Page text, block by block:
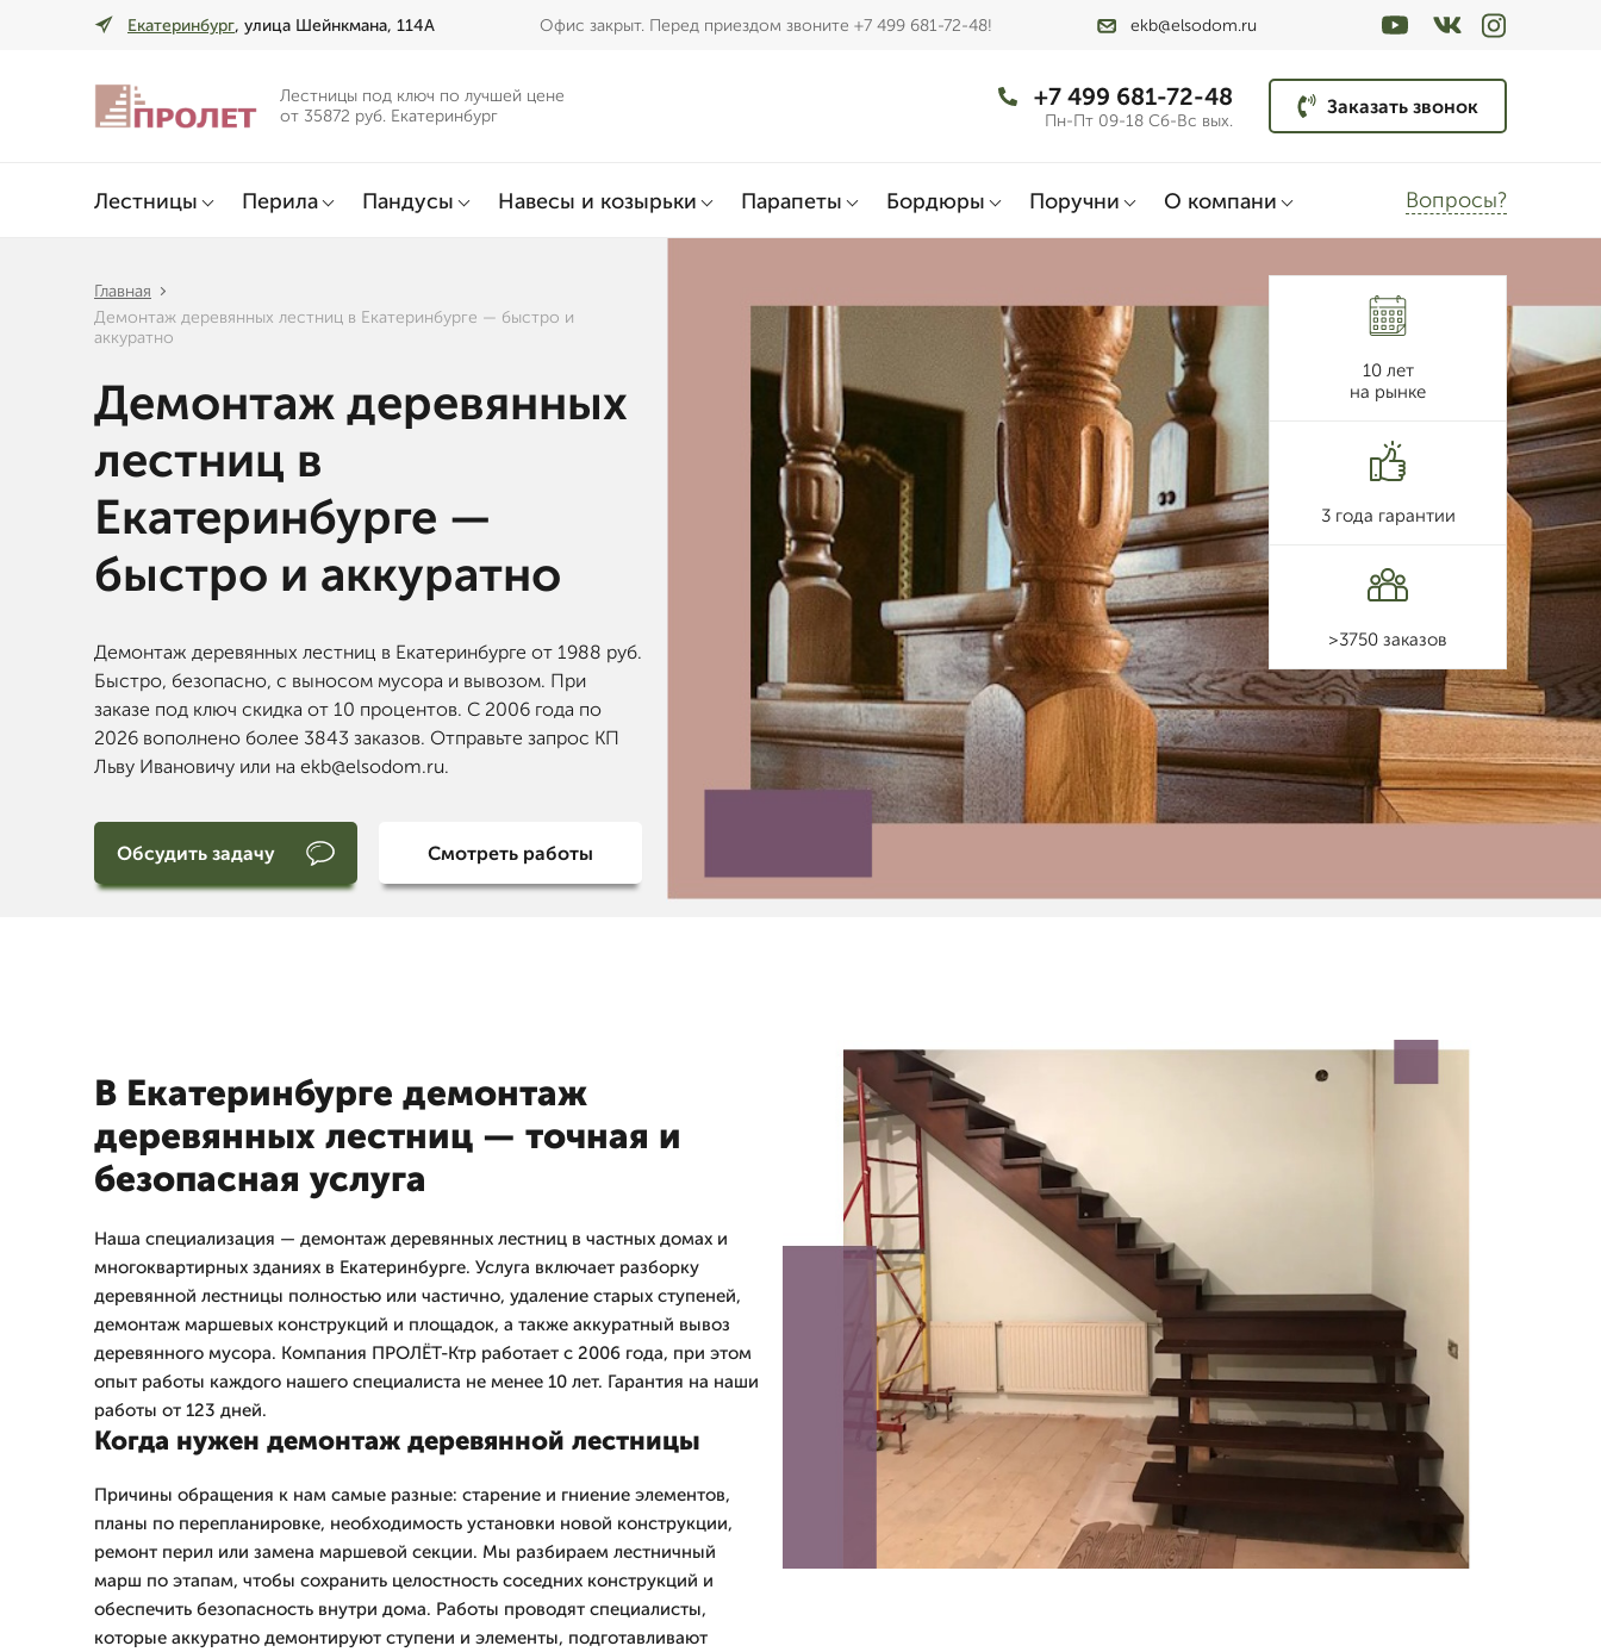
Екатеринбург, улица Шейнкмана, 114А Офис закрыт. Перед приездом звоните +7 499 681-72-48! ekb@elsodom.ru
Лестницы под ключ по лучшей цене
от 35872 руб. Екатеринбург
+7 499 681-72-48
Пн-Пт 09-18 Сб-Вс вых.
Заказать звонок
Лестницы Перила Пандусы Навесы и козырьки Парапеты Бордюры Поручни О компани Вопросы?
Главная
Демонтаж деревянных лестниц в Екатеринбурге — быстро и
аккуратно
Демонтаж деревянных
лестниц в
Екатеринбурге —
быстро и аккуратно
Демонтаж деревянных лестниц в Екатеринбурге от 1988 руб.
Быстро, безопасно, с выносом мусора и вывозом. При
заказе под ключ скидка от 10 процентов. С 2006 года по
2026 вополнено более 3843 заказов. Отправьте запрос КП
Льву Ивановичу или на ekb@elsodom.ru.
Обсудить задачу Смотреть работы
10 лет
на рынке
3 года гарантии
>3750 заказов
В Екатеринбурге демонтаж
деревянных лестниц — точная и
безопасная услуга
Наша специализация — демонтаж деревянных лестниц в частных домах и
многоквартирных зданиях в Екатеринбурге. Услуга включает разборку
деревянной лестницы полностью или частично, удаление старых ступеней,
демонтаж маршевых конструкций и площадок, а также аккуратный вывоз
деревянного мусора. Компания ПРОЛЁТ-Ктр работает с 2006 года, при этом
опыт работы каждого нашего специалиста не менее 10 лет. Гарантия на наши
работы от 123 дней.
Когда нужен демонтаж деревянной лестницы
Причины обращения к нам самые разные: старение и гниение элементов,
планы по перепланировке, необходимость установки новой конструкции,
ремонт перил или замена маршевой секции. Мы разбираем лестничный
марш по этапам, чтобы сохранить целостность соседних конструкций и
обеспечить безопасность внутри дома. Работы проводят специалисты,
которые аккуратно демонтируют ступени и элементы, подготавливают